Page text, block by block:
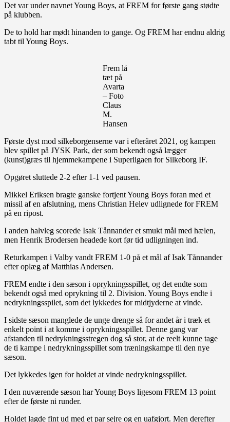
Det var under navnet Young Boys, at FREM for første gang stødte
på klubben.
De to hold har mødt hinanden to gange. Og FREM har endnu aldrig
tabt til Young Boys.
Frem lå
tæt på
Avarta
– Foto
Claus
M.
Hansen
Første dyst mod silkeborgenserne var i efteråret 2021, og kampen
blev spillet på JYSK Park, der som bekendt også lægger
(kunst)græs til hjemmekampene i Superligaen for Silkeborg IF.
Opgøret sluttede 2-2 efter 1-1 ved pausen.
Mikkel Eriksen bragte ganske fortjent Young Boys foran med et
missil af en afslutning, mens Christian Helev udlignede for FREM
på en ripost.
I anden halvleg scorede Isak Tånnander et smukt mål med hælen,
men Henrik Brodersen headede kort før tid udligningen ind.
Returkampen i Valby vandt FREM 1-0 på et mål af Isak Tånnander
efter oplæg af Matthias Andersen.
FREM endte i den sæson i oprykningsspillet, og det endte som
bekendt også med oprykning til 2. Division. Young Boys endte i
nedrykningsspilet, som det lykkedes for midtjyderne at vinde.
I sidste sæson manglede de unge drenge så for andet år i træk et
enkelt point i at komme i oprykningsspillet. Denne gang var
afstanden til nedrykningsstregen dog så stor, at de reelt kunne tage
de ti kampe i nedrykningsspillet som træningskampe til den nye
sæson.
Det lykkedes igen for holdet at vinde nedrykningsspillet.
I den nuværende sæson har Young Boys ligesom FREM 13 point
efter de første ni runder.
Holdet lagde fint ud med et par sejre og en uafgjort. Men derefter